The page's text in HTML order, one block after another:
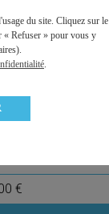
€
du site. Cliquez sur le
« Refuser » pour vous y